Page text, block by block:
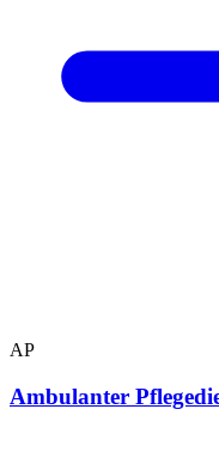
AP
Ambulanter